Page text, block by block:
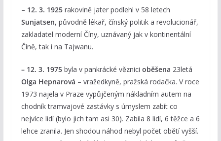
– 12. 3. 1925rakovině jater podlehl v 58 letech
Sunjatsen, původně lékař, čínský politik a revolucionář,
zakladatel moderní Číny, uznávaný jak v kontinentální
Číně, tak i na Tajwanu.
– 12. 3. 1975 byla v pankrácké věznici oběšena 23letá
Olga Hepnarová – vražedkyně, pražská rodačka. V roce
1973 najela v Praze vypůjčeným nákladním autem na
chodník tramvajové zastávky s úmyslem zabít co
nejvíce lidí (bylo jich tam asi 30). Zabila 8 lidí, 6 těžce a 6
lehce zranila. Jen shodou náhod nebyl počet obětí vyšší.